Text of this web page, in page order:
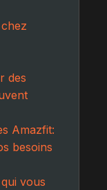
des
Amazfit:
besoins
vous